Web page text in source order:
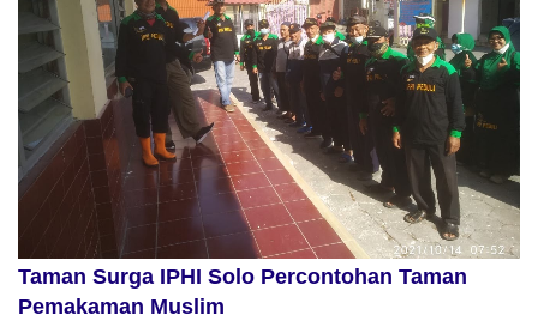
Taman Surga IPHI Solo Percontohan Taman
Pemakaman Muslim